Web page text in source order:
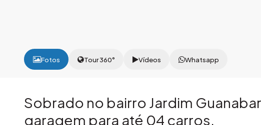
Fotos Tour 360° Vídeos Whatsapp
Sobrado no bairro Jardim
garagem para até 04 carros.